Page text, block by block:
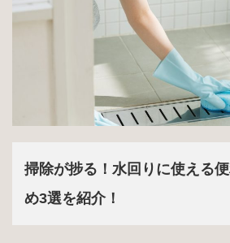
掃除が捗る！水回りに使える
め3選を紹介！